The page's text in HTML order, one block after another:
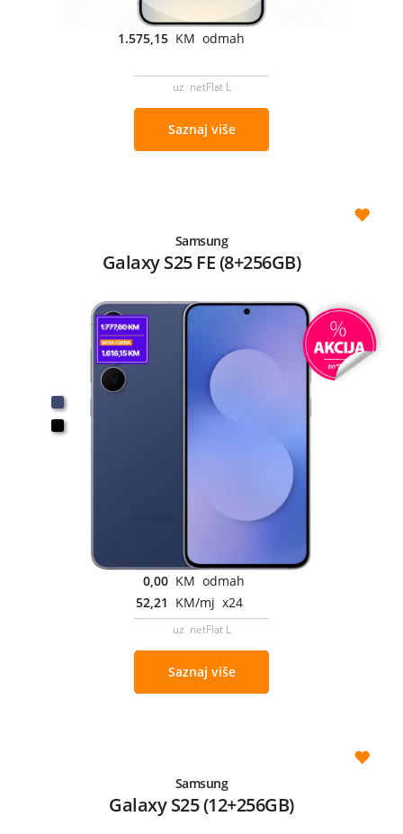
1.575,15 KM odmah
uz netFlat L
Saznaj više
Samsung
Galaxy S25 FE (8+256GB)
0,00 KM odmah
52,21 KM/mj x24
uz netFlat L
Saznaj više
Samsung
Galaxy S25 (12+256GB)